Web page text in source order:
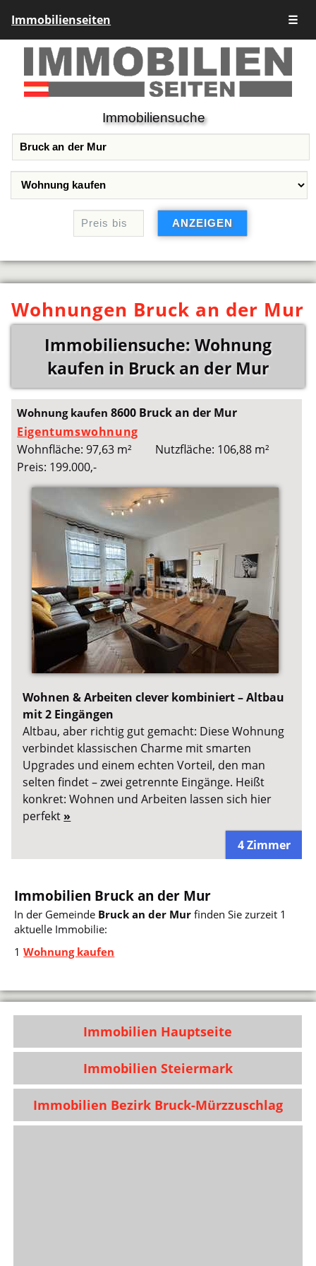
Immobilienseiten ☰
Immobiliensuche
Wohnungen Bruck an der Mur
Immobiliensuche: Wohnung
kaufen in Bruck an der Mur
Wohnung kaufen8600 Bruck an der Mur
Eigentumswohnung
Wohnfläche: 97,63 m²
Nutzfläche: 106,88 m²
Preis: 199.000,-
Wohnen & Arbeiten clever kombiniert – Altbau
mit 2 Eingängen
Altbau, aber richtig gut gemacht: Diese Wohnung
verbindet klassischen Charme mit smarten
Upgrades und einem echten Vorteil, den man
selten findet – zwei getrennte Eingänge. Heißt
konkret: Wohnen und Arbeiten lassen sich hier
perfekt »
4 Zimmer
Immobilien Bruck an der Mur
In der Gemeinde Bruck an der Mur finden Sie zurzeit 1
aktuelle Immobilie:
1Wohnung kaufen
Immobilien Hauptseite
Immobilien Steiermark
Immobilien Bezirk Bruck-Mürzzuschlag